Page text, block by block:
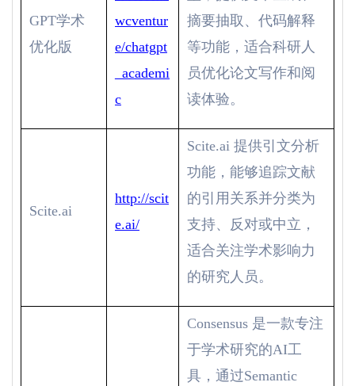
GPT学术
优化版
wcventur
e/chatgpt
_academi
c
摘要抽取、代码解释
等功能，适合科研人
员优化论文写作和阅
读体验。
Scite.ai
http://scit
e.ai/
Scite.ai 提供引文分析
功能，能够追踪文献
的引用关系并分类为
支持、反对或中立，
适合关注学术影响力
的研究人员。
Consensus 是一款专注
于学术研究的AI工
具，通过Semantic